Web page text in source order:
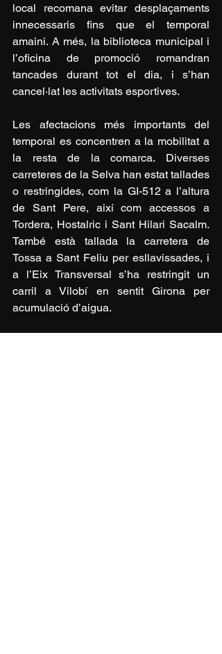
local recomana evitar desplaçaments
innecessaris fins que el temporal
amaini. A més, la biblioteca municipal i
l’oficina de promoció romandran
tancades durant tot el dia, i s’han
cancel·lat les activitats esportives.
Les afectacions més importants del
temporal es concentren a la mobilitat a
la resta de la comarca. Diverses
carreteres de la Selva han estat tallades
o restringides, com la GI-512 a l’altura
de Sant Pere, així com accessos a
Tordera, Hostalric i Sant Hilari Sacalm.
També està tallada la carretera de
Tossa a Sant Feliu per esllavissades, i
a l’Eix Transversal s’ha restringit un
carril a Vilobí en sentit Girona per
acumulació d’aigua.